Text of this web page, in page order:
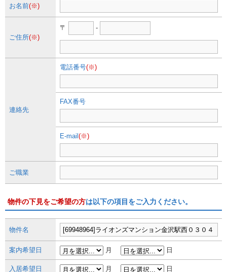
お名前(※)
ご住所(※)
〒 -
連絡先
電話番号(※)
FAX番号
E-mail (※)
ご職業
物件の下見をご希望の方は以下の項目をご入力ください。
物件名
案内希望日 月 日
入居希望日 月 日